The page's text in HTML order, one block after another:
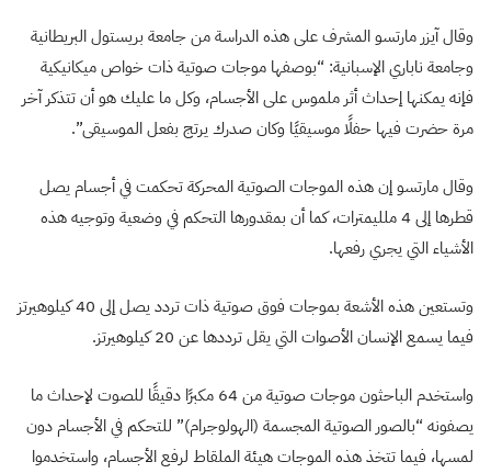
وقال آيزر مارتسو المشرف على هذه الدراسة من جامعة بريستول البريطانية
وجامعة ناباري الإسبانية: “بوصفها موجات صوتية ذات خواص ميكانيكية
فإنه يمكنها إحداث أثر ملموس على الأجسام، وكل ما عليك هو أن تتذكر آخر
مرة حضرت فيها حفلًا موسيقيًا وكان صدرك يرتج بفعل الموسيقى”.
وقال مارتسو إن هذه الموجات الصوتية المحركة تحكمت في أجسام يصل
قطرها إلى 4 ملليمترات، كما أن بمقدورها التحكم في وضعية وتوجيه هذه
الأشياء التي يجري رفعها.
وتستعين هذه الأشعة بموجات فوق صوتية ذات تردد يصل إلى 40 كيلوهيرتز
فيما يسمع الإنسان الأصوات التي يقل ترددها عن 20 كيلوهيرتز.
واستخدم الباحثون موجات صوتية من 64 مكبرًا دقيقًا للصوت لإحداث ما
يصفونه “بالصور الصوتية المجسمة (الهولوجرام)” للتحكم في الأجسام دون
لمسها، فيما تتخذ هذه الموجات هيئة الملقاط لرفع الأجسام، واستخدموا